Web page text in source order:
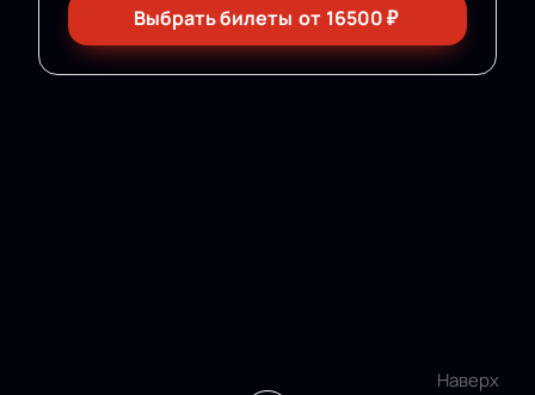
Выбрать билеты от 16500₽
Наверх